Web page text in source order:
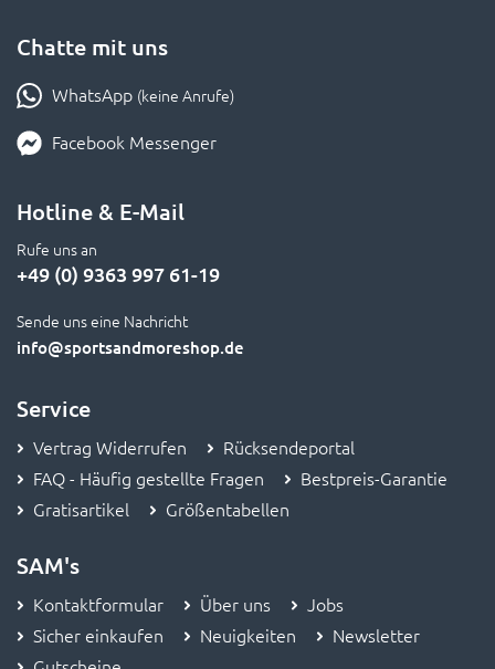
Rufe uns an
+49 (0) 9363 997 61-19
info@sportsandmoreshop.de
Vertrag Widerrufen
FAQ - Häufig gestellte Fragen
Bestpreis-Garantie
Gratisartikel
Größentabellen
Kontaktformular
Sicher einkaufen
Neuigkeiten
Newsletter
Gutscheine